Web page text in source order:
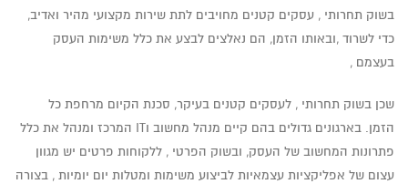
בשוק תחרותי , עסקים קטנים מחויבים לתת שירות מקצועי מהיר ואדיב,
כדי לשרוד ,ובאותו הזמן, הם נאלצים לבצע את כלל משימות העסק
בעצמם ,
שכן בשוק תחרותי , לעסקים קטנים בעיקר, סכנת הקיום מרחפת כל
הזמן. בארגונים גדולים בהם קיים מנהל מחשוב וIT המרכז ומנהל את כלל
פתרונות המחשוב של העסק, ובשוק הפרטי , ללקוחות פרטים יש מגוון
עצום של אפליקציות עצמאיות לביצוע משימות ומטלות יום יומיות , בצורה